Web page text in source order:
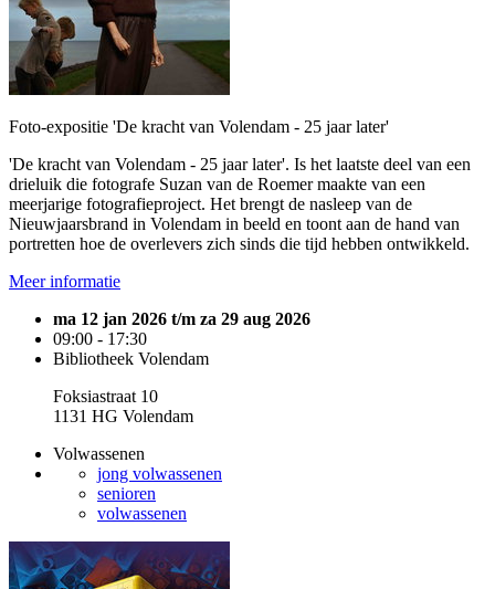
Foto-expositie 'De kracht van Volendam - 25 jaar later'
'De kracht van Volendam - 25 jaar later'. Is het laatste deel van een
drieluik die fotografe Suzan van de Roemer maakte van een
meerjarige fotografieproject. Het brengt de nasleep van de
Nieuwjaarsbrand in Volendam in beeld en toont aan de hand van
portretten hoe de overlevers zich sinds die tijd hebben ontwikkeld.
Meer informatie
ma 12 jan 2026 t/m za 29 aug 2026
09:00 - 17:30
Bibliotheek Volendam
Foksiastraat 10
1131 HG Volendam
Volwassenen
jong volwassenen
senioren
volwassenen